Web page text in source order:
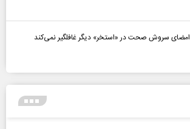
امضای سروش صحت در «استخر» دیگر غافلگیر نمی‌کند